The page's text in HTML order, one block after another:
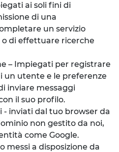
ai soli fini di
di una
un servizio
di effettuare ricerche
– Impiegati per registrare
un utente e le preferenze
inviare messaggi
il suo profilo.
- inviati dal tuo browser da
non gestito da noi,
come Google.
messi a disposizione da